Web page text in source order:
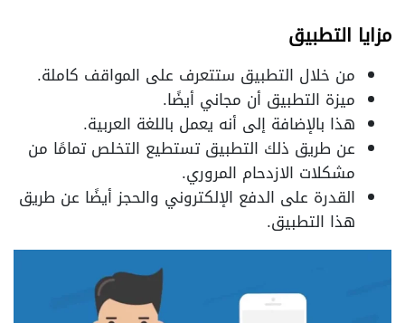
مزايا التطبيق
من خلال التطبيق ستتعرف على المواقف كاملة.
ميزة التطبيق أن مجاني أيضًا.
هذا بالإضافة إلى أنه يعمل باللغة العربية.
عن طريق ذلك التطبيق تستطيع التخلص تمامًا من
مشكلات الازدحام المروري.
القدرة على الدفع الإلكتروني والحجز أيضًا عن طريق
هذا التطبيق.